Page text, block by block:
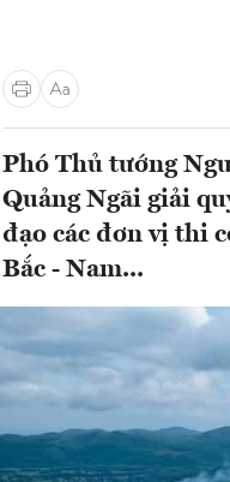
Phó Thủ tướng
Quảng Ngãi giải
đạo các đơn vị thi
Bắc - Nam...